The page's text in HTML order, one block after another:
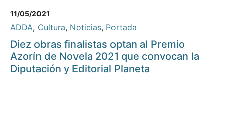
11/05/2021
ADDA, Cultura, Noticias, Portada
Diez obras finalistas optan al Premio
Azorín de Novela 2021 que convocan la
Diputación y Editorial Planeta